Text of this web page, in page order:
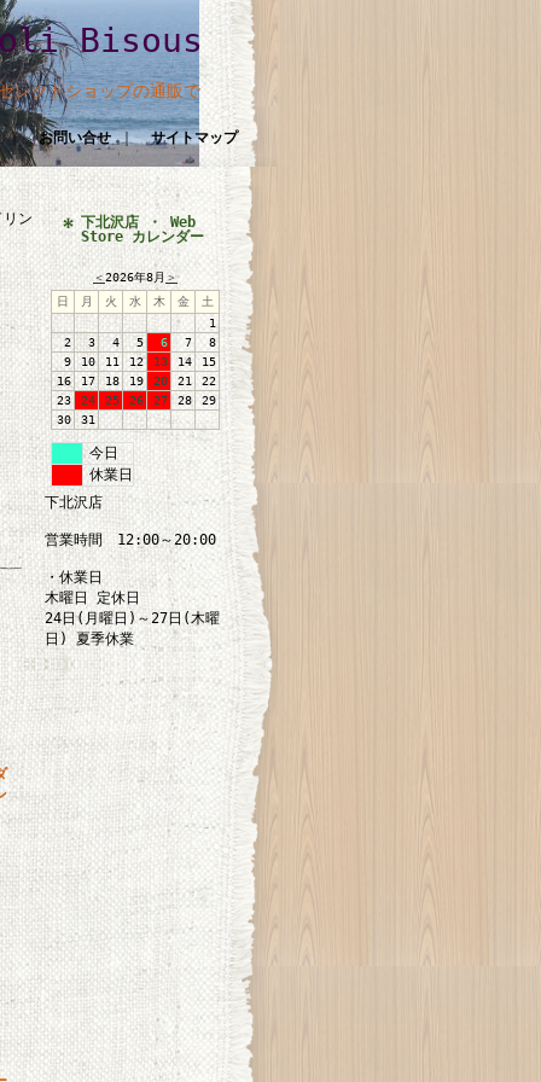
Bisous
レクトショップの通販で
｜ お問い合せ｜ サイトマップ
ン
下北沢店 ・ Web
Store カレンダー
＜2026年8月 ＞
日
月 火 水 木 金
土
1
2
3 4 5 6 7
8
9
10 11 12 13 14
15
16
17 18 19 20 21
22
23
24 25 26 27 28
29
30
31
今日
休業日
下北沢店
営業時間 12:00～20:00
・休業日
木曜日 定休日
24日(月曜日)～27日(木曜
日) 夏季休業